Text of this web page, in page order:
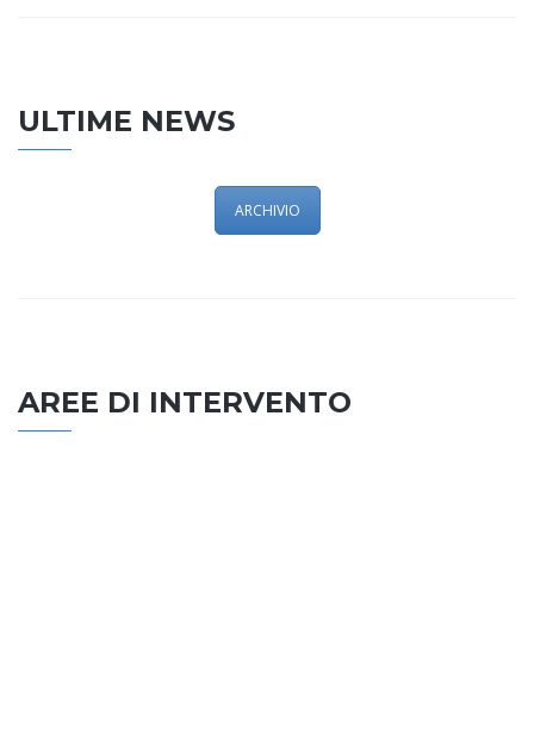
ULTIME NEWS
ARCHIVIO
AREE DI INTERVENTO